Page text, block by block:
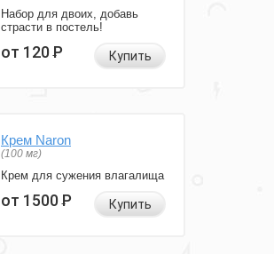
Набор для двоих, добавь
страсти в постель!
от 120Р Купить
Крем Naron
(100 мг)
Крем для сужения влагалища
от 1500Р Купить